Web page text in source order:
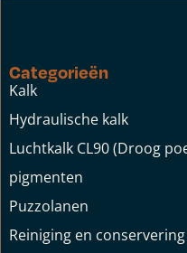
Categorieën
Kalk
Hydraulische kalk
Luchtkalk CL90 (Droog
pigmenten
Puzzolanen
Reiniging en conservering